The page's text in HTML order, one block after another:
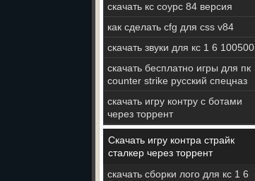
скачать кс соурс 84 версия
как сделать cfg для css v84
скачать звуки для кс 1 6 100500
скачать бесплатно игры для пк
counter strike русский спецназ
скачать игру контру с ботами
через торрент
Скачать игру контра страйк
сталкер через торрент
скачать сборки лого для кс 1 6